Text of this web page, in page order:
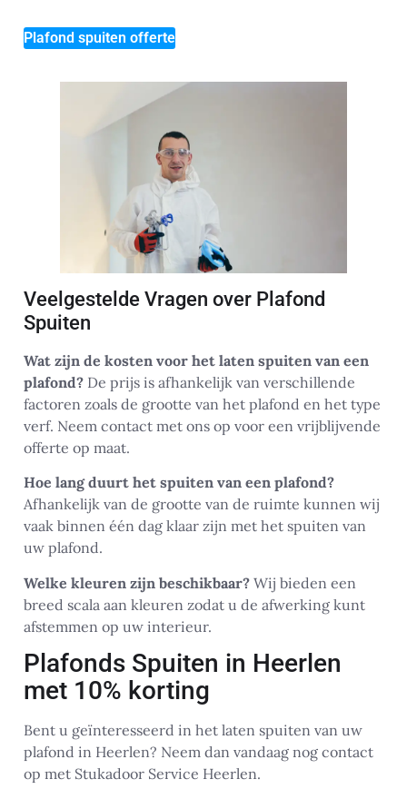
Plafond spuiten offerte
Veelgestelde Vragen over Plafond
Spuiten
Wat zijn de kosten voor het laten spuiten van een
plafond? De prijs is afhankelijk van verschillende
factoren zoals de grootte van het plafond en het type
verf. Neem contact met ons op voor een vrijblijvende
offerte op maat.
Hoe lang duurt het spuiten van een plafond?
Afhankelijk van de grootte van de ruimte kunnen wij
vaak binnen één dag klaar zijn met het spuiten van
uw plafond.
Welke kleuren zijn beschikbaar? Wij bieden een
breed scala aan kleuren zodat u de afwerking kunt
afstemmen op uw interieur.
Plafonds Spuiten in Heerlen
met 10% korting
Bent u geïnteresseerd in het laten spuiten van uw
plafond in Heerlen? Neem dan vandaag nog contact
op met Stukadoor Service Heerlen.